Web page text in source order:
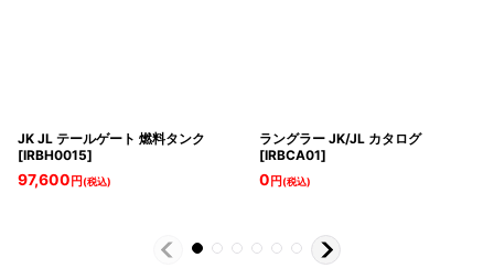
JK JL テールゲート 燃料タンク
[IRBH0015]
97,600 円(税込)
ラングラー JK/JL カタログ
[IRBCA01]
0 円(税込)